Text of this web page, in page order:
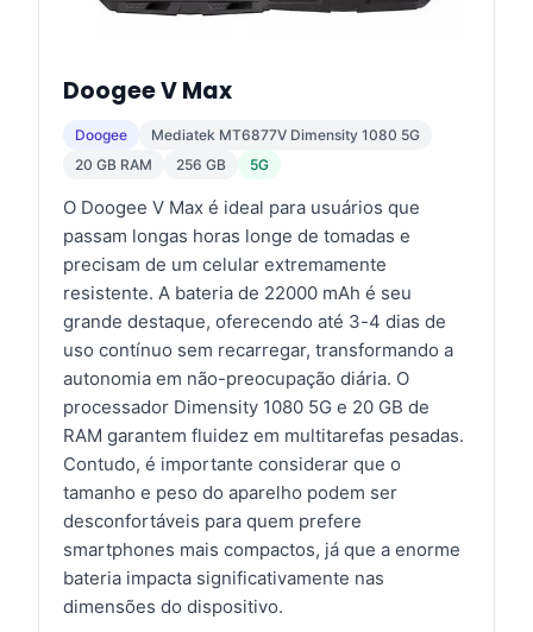
Doogee V Max
Doogee
Mediatek MT6877V Dimensity 1080 5G
20 GB RAM
256 GB 5G
O Doogee V Max é ideal para usuários que
passam longas horas longe de tomadas e
precisam de um celular extremamente
resistente. A bateria de 22000 mAh é seu
grande destaque, oferecendo até 3-4 dias de
uso contínuo sem recarregar, transformando a
autonomia em não-preocupação diária. O
processador Dimensity 1080 5G e 20 GB de
RAM garantem fluidez em multitarefas pesadas.
Contudo, é importante considerar que o
tamanho e peso do aparelho podem ser
desconfortáveis para quem prefere
smartphones mais compactos, já que a enorme
bateria impacta significativamente nas
dimensões do dispositivo.